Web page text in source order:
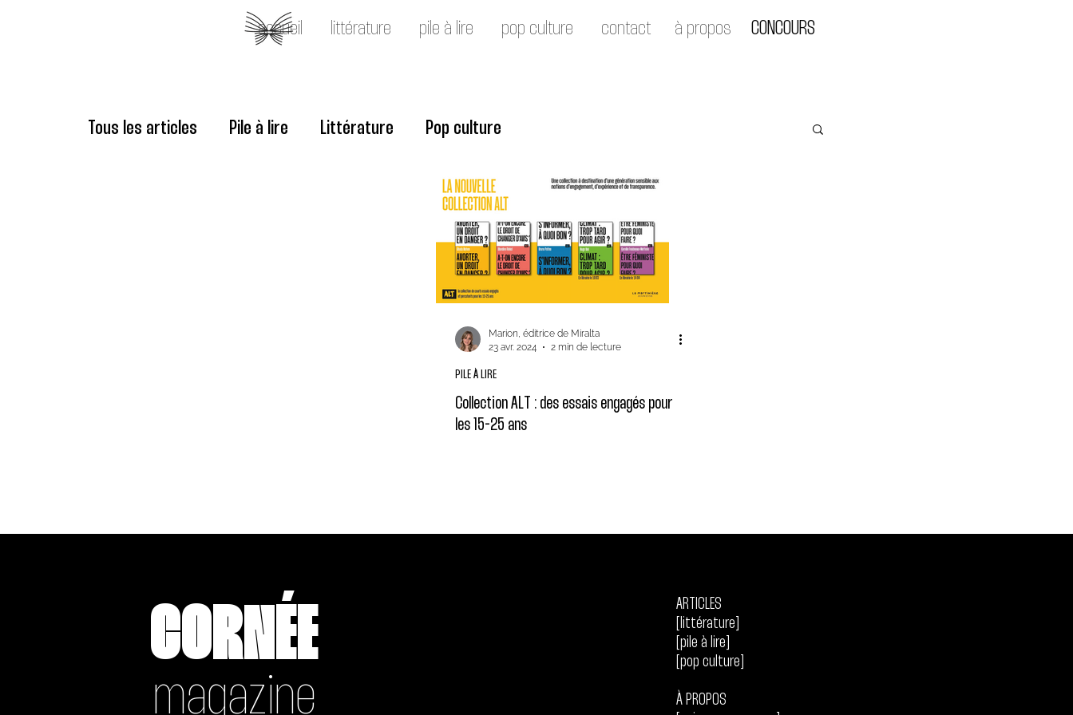
accueil littérature pile à lire pop culture contact à propos CONCOURS
Tous les articles Pile à lire Littérature Pop culture
Marion, éditrice de Miralta
23 avr. 2024
2 min de lecture
PILE À LIRE
Collection ALT : des essais engagés pour
les 15-25 ans
magazine
CORNÉE
ARTICLES
[littérature]
[pile à lire]
[pop culture]
À PROPOS